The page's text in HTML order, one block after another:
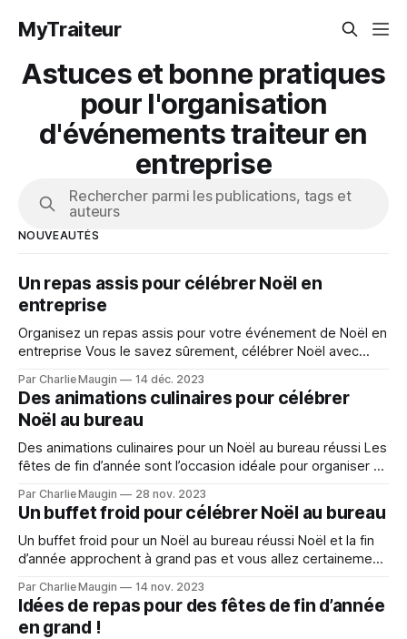
MyTraiteur
Astuces et bonne pratiques
pour l'organisation
d'événements traiteur en
entreprise
Rechercher parmi les publications, tags et
auteurs
NOUVEAUTÉS
Un repas assis pour célébrer Noël en
entreprise
Organisez un repas assis pour votre événement de Noël en
entreprise Vous le savez sûrement, célébrer Noël avec
à vos employés et à l’activité de votre entreprise. C’est le
moment idéal de remercier vos collaborateurs pour l’année
passée et
Par Charlie Maugin 14 déc. 2023
Des animations culinaires pour célébrer
Noël au bureau
Des animations culinaires pour un Noël au bureau réussi Les
fêtes de fin d’année sont l’occasion idéale pour organiser un
de renforcer les liens et de remercier chaque personne qui
contribue à l'évolution de votre entreprise. Faites appel à
Par Charlie Maugin 28 nov. 2023
Un buffet froid pour célébrer Noël au bureau
Un buffet froid pour un Noël au bureau réussi Noël et la fin
d’année approchent à grand pas et vous allez certainement
partage, de convivialité et de prise de recul sur l’année
passée. Alors, quel format de repas allez-
Par Charlie Maugin 14 nov. 2023
Idées de repas pour des fêtes de fin d’année
en grand !